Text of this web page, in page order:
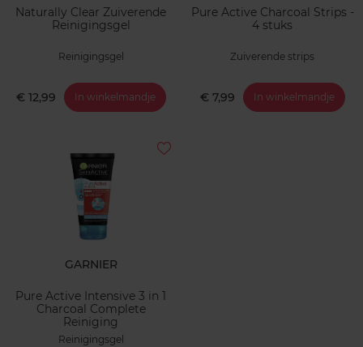
Naturally Clear Zuiverende
Reinigingsgel
Reinigingsgel
€ 12,99 In winkelmandje
Pure Active Charcoal Strips -
4 stuks
Zuiverende strips
€ 7,99 In winkelmandje
GARNIER
Pure Active Intensive 3 in 1
Charcoal Complete
Reiniging
Reinigingsgel